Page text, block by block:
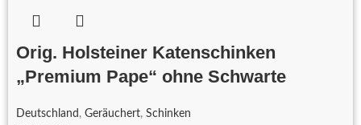
Orig. Holsteiner Katenschinken
„Premium Pape“ ohne Schwarte
Deutschland , Geräuchert, Schinken